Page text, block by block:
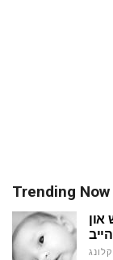
Trending Now
און